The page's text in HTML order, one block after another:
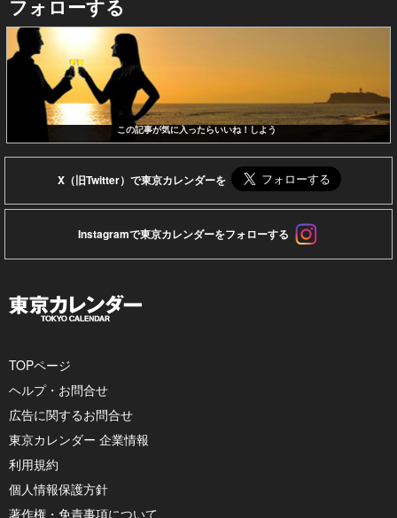
フォローする
この記事が気に入ったらいいね！しよう
X（旧Twitter）で東京カレンダーを
Instagramで東京カレンダーをフォローする
TOPページ
ヘルプ・お問合せ
広告に関するお問合せ
東京カレンダー 企業情報
利用規約
個人情報保護方針
著作権・免責事項について